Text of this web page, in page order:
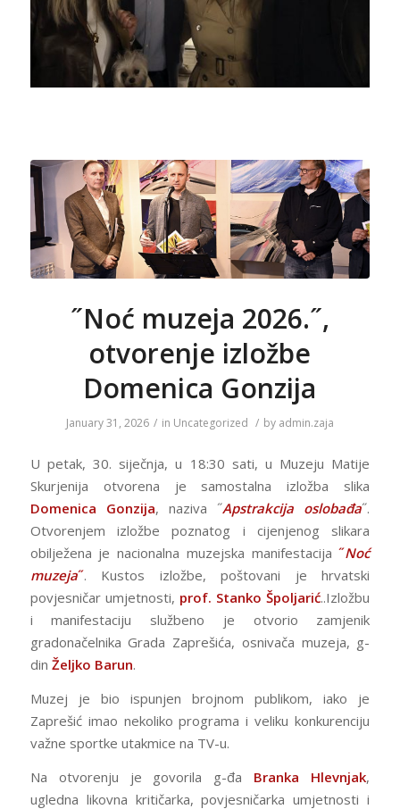
˝Noć muzeja 2026.˝,
otvorenje izložbe
Domenica Gonzija
January 31, 2026 / in Uncategorized / by admin.zaja
U petak, 30. siječnja, u 18:30 sati, u Muzeju Matije
Skurjenija otvorena je samostalna izložba slika
Domenica Gonzija, naziva ˝Apstrakcija oslobađa˝.
Otvorenjem izložbe poznatog i cijenjenog slikara
obilježena je nacionalna muzejska manifestacija˝Noć
muzeja˝. Kustos izložbe, poštovani je hrvatski
povjesničar umjetnosti, prof. Stanko Špoljarić..Izložbu
i manifestaciju službeno je otvorio zamjenik
gradonačelnika Grada Zaprešića, osnivača muzeja, g-
din Željko Barun.
Muzej je bio ispunjen brojnom publikom, iako je
Zaprešić imao nekoliko programa i veliku konkurenciju
važne sportke utakmice na TV-u.
Na otvorenju je govorila g-đa Branka Hlevnjak,
ugledna likovna kritičarka, povjesničarka umjetnosti i